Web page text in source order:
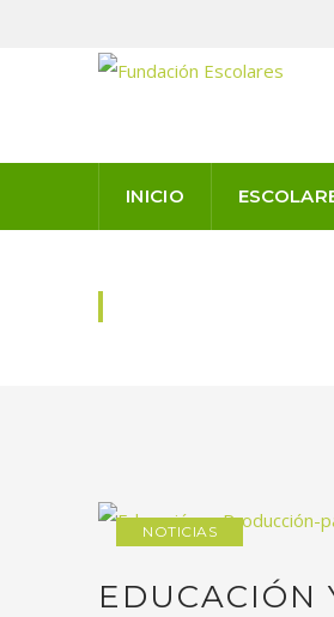
INICIO
NOTICIAS
EDUCACIÓN